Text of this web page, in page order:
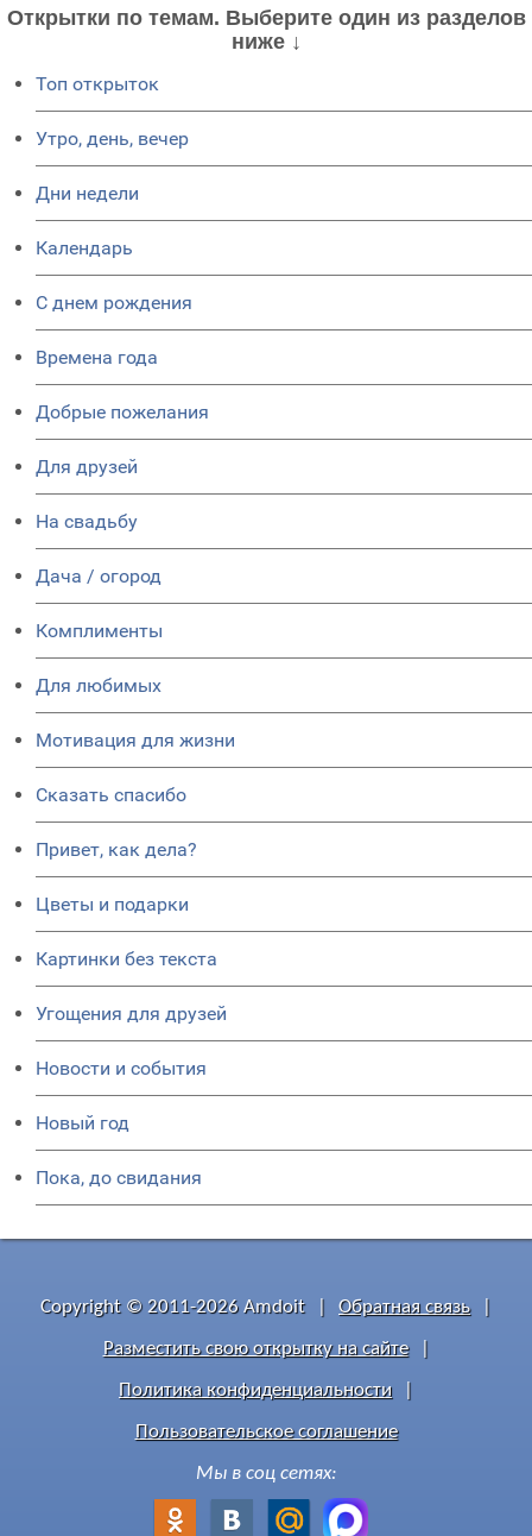
Открытки по темам. Выберите один из разделов
ниже ↓
Топ открыток
Утро, день, вечер
Дни недели
Календарь
C днем рождения
Времена года
Добрые пожелания
Для друзей
На свадьбу
Дача / огород
Комплименты
Для любимых
Мотивация для жизни
Сказать спасибо
Привет, как дела?
Цветы и подарки
Картинки без текста
Угощения для друзей
Новости и события
Новый год
Пока, до свидания
Copyright © 2011-2026 Amdoit Обратная связь
Разместить свою открытку на сайте
Политика конфиденциальности
Пользовательское соглашение
Мы в соц сетях: